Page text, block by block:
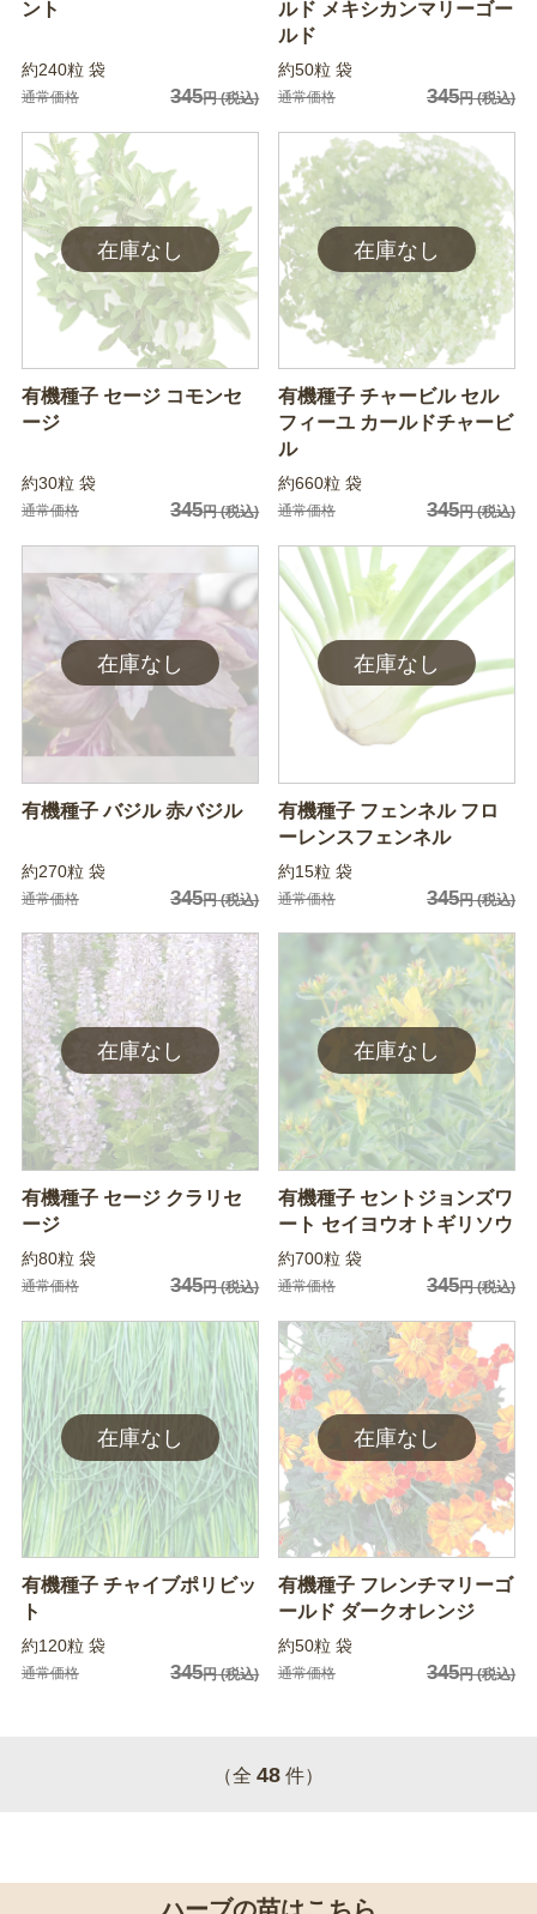
ント
約240粒 袋
通常価格 345円(税込)
ルド メキシカンマリーゴー
ルド
約50粒 袋
通常価格 345円(税込)
有機種子 セージ コモンセ
ージ
約30粒 袋
通常価格 345円(税込)
有機種子 チャービル セル
フィーユ カールドチャービ
ル
約660粒 袋
通常価格 345円(税込)
有機種子 バジル 赤バジル
約270粒 袋
通常価格 345円(税込)
有機種子 フェンネル フロ
ーレンスフェンネル
約15粒 袋
通常価格 345円(税込)
有機種子 セージ クラリセ
ージ
約80粒 袋
通常価格 345円(税込)
有機種子 セントジョンズワ
ート セイヨウオトギリソウ
約700粒 袋
通常価格 345円(税込)
有機種子 チャイブポリビッ
ト
約120粒 袋
通常価格 345円(税込)
有機種子 フレンチマリーゴ
ールド ダークオレンジ
約50粒 袋
通常価格 345円(税込)
（全 48 件）
ハーブの苗はこちら